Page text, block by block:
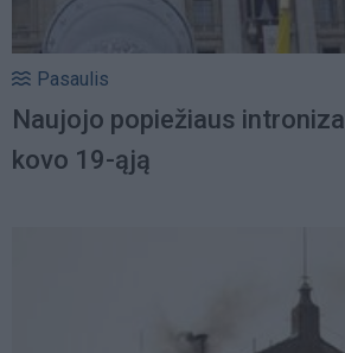
Pasaulis
Naujojo popiežiaus
kovo 19-ąją